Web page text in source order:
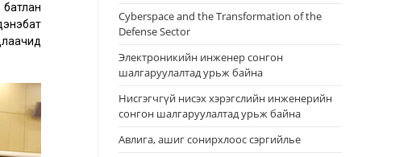
Cyberspace and the Transformation of the
Defense Sector
Электроникийн инженер сонгон
шалгаруулалтад урьж байна
Нисгэгчгүй нисэх хэрэгслийн инженерийн
сонгон шалгаруулалтад урьж байна
Авлига, ашиг сонирхлоос сэргийлье